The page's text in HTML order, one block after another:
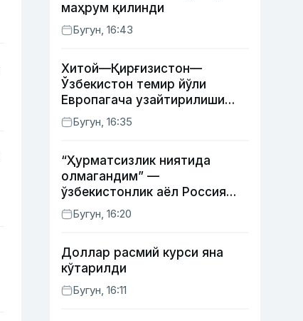
маҳрум қилинди
Бугун, 16:43
Хитой—Қирғизистон—
Ўзбекистон темир йўли
Европагача узайтирилиши
мумкин
Бугун, 16:35
“Ҳурматсизлик ниятида
олмагандим” —
ўзбекистонлик аёл Россия
давлат рамзлари туширилган
пояндоз ҳақида
Бугун, 16:20
Доллар расмий курси яна
кўтарилди
Бугун, 16:11